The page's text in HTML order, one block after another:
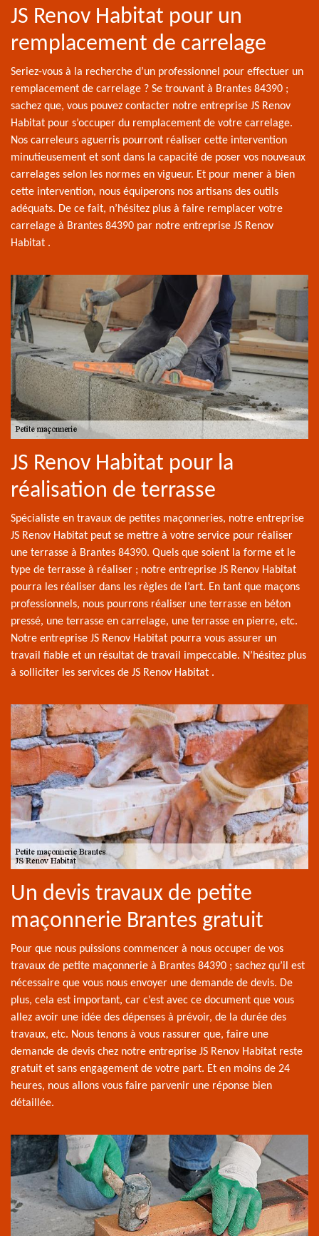
JS Renov Habitat pour un
remplacement de carrelage
Seriez-vous à la recherche d’un professionnel pour effectuer un
remplacement de carrelage ? Se trouvant à Brantes 84390 ;
sachez que, vous pouvez contacter notre entreprise JS Renov
Habitat pour s’occuper du remplacement de votre carrelage.
Nos carreleurs aguerris pourront réaliser cette intervention
minutieusement et sont dans la capacité de poser vos nouveaux
carrelages selon les normes en vigueur. Et pour mener à bien
cette intervention, nous équiperons nos artisans des outils
adéquats. De ce fait, n’hésitez plus à faire remplacer votre
carrelage à Brantes 84390 par notre entreprise JS Renov
Habitat .
JS Renov Habitat pour la
réalisation de terrasse
Spécialiste en travaux de petites maçonneries, notre entreprise
JS Renov Habitat peut se mettre à votre service pour réaliser
une terrasse à Brantes 84390. Quels que soient la forme et le
type de terrasse à réaliser ; notre entreprise JS Renov Habitat
pourra les réaliser dans les règles de l’art. En tant que maçons
professionnels, nous pourrons réaliser une terrasse en béton
pressé, une terrasse en carrelage, une terrasse en pierre, etc.
Notre entreprise JS Renov Habitat pourra vous assurer un
travail fiable et un résultat de travail impeccable. N’hésitez plus
à solliciter les services de JS Renov Habitat .
Un devis travaux de petite
maçonnerie Brantes gratuit
Pour que nous puissions commencer à nous occuper de vos
travaux de petite maçonnerie à Brantes 84390 ; sachez qu’il est
nécessaire que vous nous envoyer une demande de devis. De
plus, cela est important, car c’est avec ce document que vous
allez avoir une idée des dépenses à prévoir, de la durée des
travaux, etc. Nous tenons à vous rassurer que, faire une
demande de devis chez notre entreprise JS Renov Habitat reste
gratuit et sans engagement de votre part. Et en moins de 24
heures, nous allons vous faire parvenir une réponse bien
détaillée.